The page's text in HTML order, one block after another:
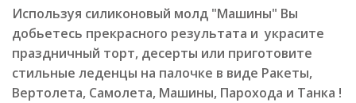
Используя силиконовый молд "Машины" Вы
добьетесь прекрасного результата и украсите
праздничный торт, десерты или приготовите
стильные леденцы на палочке в виде Ракеты,
Вертолета, Самолета, Машины, Парохода и Танка !